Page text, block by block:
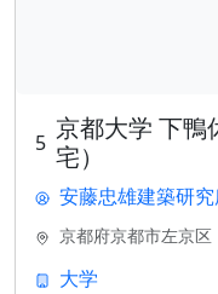
5 京都大学 下鴨
宅）
安藤忠雄建築研
京都府京都市左京区
大学